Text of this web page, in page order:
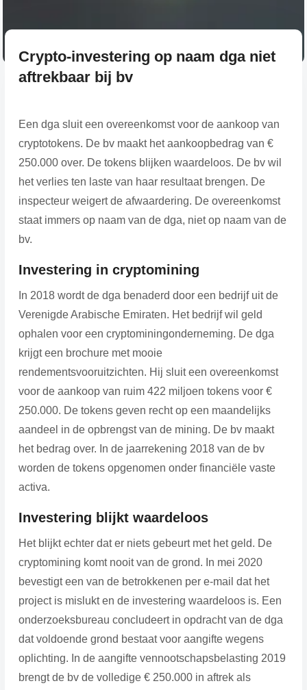
Crypto-investering op naam dga niet
aftrekbaar bij bv
Een dga sluit een overeenkomst voor de aankoop van
cryptotokens. De bv maakt het aankoopbedrag van €
250.000 over. De tokens blijken waardeloos. De bv wil
het verlies ten laste van haar resultaat brengen. De
inspecteur weigert de afwaardering. De overeenkomst
staat immers op naam van de dga, niet op naam van de
bv.
Investering in cryptomining
In 2018 wordt de dga benaderd door een bedrijf uit de
Verenigde Arabische Emiraten. Het bedrijf wil geld
ophalen voor een cryptominingonderneming. De dga
krijgt een brochure met mooie
rendementsvooruitzichten. Hij sluit een overeenkomst
voor de aankoop van ruim 422 miljoen tokens voor €
250.000. De tokens geven recht op een maandelijks
aandeel in de opbrengst van de mining. De bv maakt
het bedrag over. In de jaarrekening 2018 van de bv
worden de tokens opgenomen onder financiële vaste
activa.
Investering blijkt waardeloos
Het blijkt echter dat er niets gebeurt met het geld. De
cryptomining komt nooit van de grond. In mei 2020
bevestigt een van de betrokkenen per e-mail dat het
project is mislukt en de investering waardeloos is. Een
onderzoeksbureau concludeert in opdracht van de dga
dat voldoende grond bestaat voor aangifte wegens
oplichting. In de aangifte vennootschapsbelasting 2019
brengt de bv de volledige € 250.000 in aftrek als